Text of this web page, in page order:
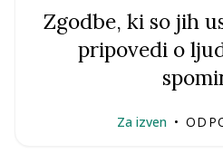
Zgodbe, ki so jih
pripovedi o
Za izven •